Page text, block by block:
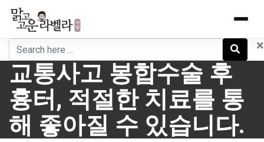
Skip
content
×
교통사고 봉합수술 후
흉터, 적절한 치료를 통
해 좋아질 수 있습니다.